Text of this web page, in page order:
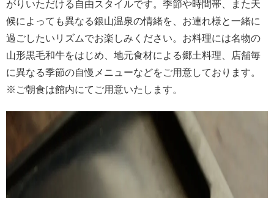
がりいただける自由スタイルです。季節や時間帯、また天
候によっても異なる銀山温泉の情緒を、お連れ様と一緒に
過ごしたいリズムでお楽しみください。お料理には名物の
山形黒毛和牛をはじめ、地元食材による郷土料理、店舗毎
に異なる季節の自慢メニューなどをご用意しております。
※ご朝食は館内にてご用意いたします。